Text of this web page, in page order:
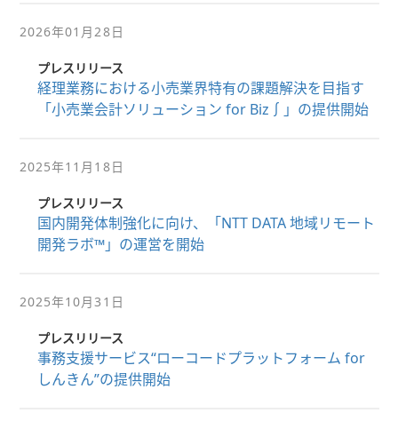
2026年01月28日
プレスリリース
経理業務における小売業界特有の課題解決を目指す
「小売業会計ソリューション for Biz∫」の提供開始
2025年11月18日
プレスリリース
国内開発体制強化に向け、「NTT DATA 地域リモート
開発ラボ™」の運営を開始
2025年10月31日
プレスリリース
事務支援サービス“ローコードプラットフォーム for
しんきん”の提供開始